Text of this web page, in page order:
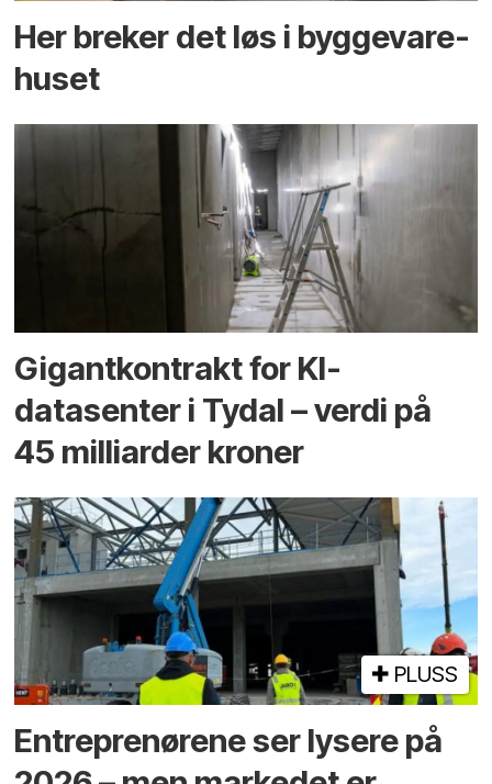
Her breker det løs i bygge­vare­
huset
Gigantkontrakt for KI-
datasenter i Tydal – verdi på
45 milliarder kroner
PLUSS
Entreprenørene ser lysere på